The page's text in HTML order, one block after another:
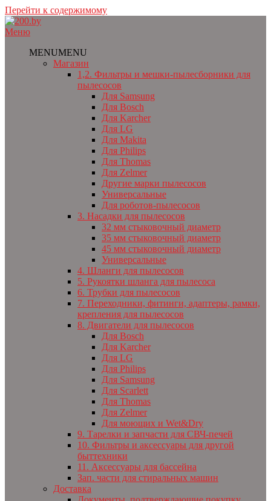
Перейти к содержимому
Меню
MENUMENU
Магазин
1,2. Фильтры и мешки-пылесборники для
пылесосов
Для Samsung
Для Bosch
Для Karcher
Для LG
Для Makita
Для Philips
Для Thomas
Для Zelmer
Другие марки пылесосов
Универсальные
Для роботов-пылесосов
3. Насадки для пылесосов
32 мм стыковочный диаметр
35 мм стыковочный диаметр
45 мм стыковочный диаметр
Универсальные
4. Шланги для пылесосов
5. Рукоятки шланга для пылесоса
6. Трубки для пылесосов
7. Переходники, фитинги, адаптеры, рамки,
крепления для пылесосов
8. Двигатели для пылесосов
Для Bosch
Для Karcher
Для LG
Для Philips
Для Samsung
Для Scarlett
Для Thomas
Для Zelmer
Для моющих и Wet&Dry
9. Тарелки и запчасти для СВЧ-печей
10. Фильтры и аксессуары для другой
быттехники
11. Аксессуары для бассейна
Зап. части для стиральных машин
Доставка